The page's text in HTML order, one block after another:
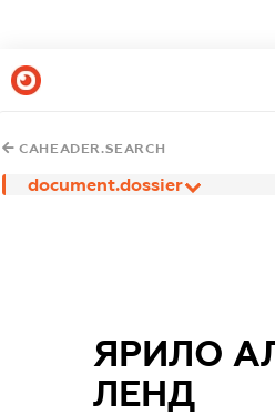
CAHEADER.SEARCH
document.dossier
ЯРИЛО
ЛЕНД